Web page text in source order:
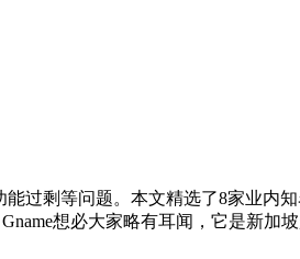
过剩等问题。本文精选了8家业内
想必大家略有耳闻，它是新加